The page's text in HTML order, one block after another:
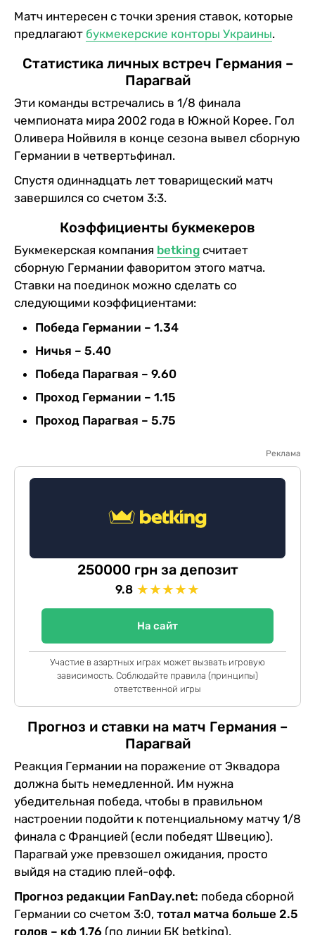
Матч интересен с точки зрения ставок, которые
предлагают букмекерские конторы Украины.
Статистика личных встреч Германия –
Парагвай
Эти команды встречались в 1/8 финала
чемпионата мира 2002 года в Южной Корее. Гол
Оливера Нойвиля в конце сезона вывел сборную
Германии в четвертьфинал.
Спустя одиннадцать лет товарищеский матч
завершился со счетом 3:3.
Коэффициенты букмекеров
Букмекерская компания betking считает
сборную Германии фаворитом этого матча.
Ставки на поединок можно сделать со
следующими коэффициентами:
Победа Германии – 1.34
Ничья – 5.40
Победа Парагвая – 9.60
Проход Германии – 1.15
Проход Парагвая – 5.75
Реклама
250000 грн за депозит
9.8 ★★★★★
На сайт
Участие в азартных играх может вызвать игровую
зависимость. Соблюдайте правила (принципы)
ответственной игры
Прогноз и ставки на матч Германия –
Парагвай
Реакция Германии на поражение от Эквадора
должна быть немедленной. Им нужна
убедительная победа, чтобы в правильном
настроении подойти к потенциальному матчу 1/8
финала с Францией (если победят Швецию).
Парагвай уже превзошел ожидания, просто
выйдя на стадию плей-офф.
Прогноз редакции FanDay.net: победа сборной
Германии со счетом 3:0, тотал матча больше 2.5
голов – кф 1.76 (по линии БК betking).